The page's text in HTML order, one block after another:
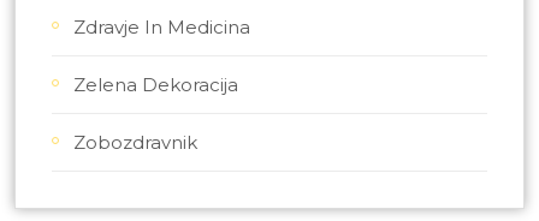
Zdravje In Medicina
Zelena Dekoracija
Zobozdravnik